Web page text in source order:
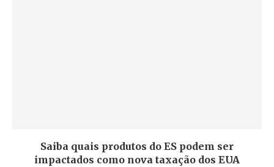
Saiba quais produtos do ES podem ser
impactados como nova taxação dos EUA